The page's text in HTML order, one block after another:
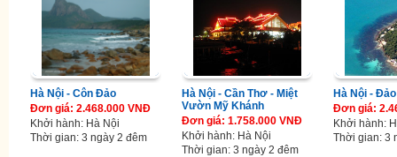
Hà Nội - Côn Đảo
Đơn giá: 2.468.000 VNĐ
Khởi hành: Hà Nội
Thời gian: 3 ngày 2 đêm
Hà Nội - Cần Thơ - Miệt
Vườn Mỹ Khánh
Đơn giá: 1.758.000 VNĐ
Khởi hành: Hà Nội
Thời gian: 3 ngày 2 đêm
Hà Nội -
Đơn giá:
Khởi hành:
Thời gian: 3